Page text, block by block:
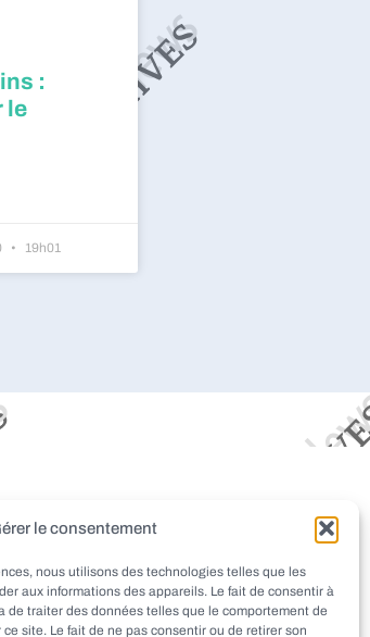
le consentement
nous utilisons des technologies telles que les
aux informations des appareils. Le fait de consentir à
de traiter des données telles que le comportement de
site. Le fait de ne pas consentir ou de retirer son
:
le
19h01
Pazayac